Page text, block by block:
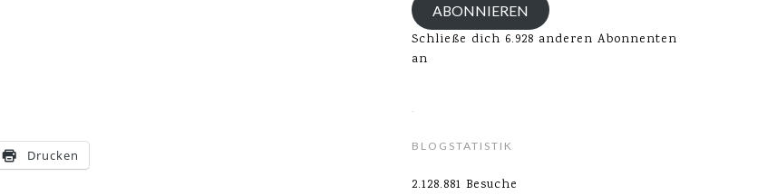
Drucken
ABONNIEREN
Schließe dich 6.928 anderen Abonnenten
an
BLOGSTATISTIK
2.128.881 Besuche